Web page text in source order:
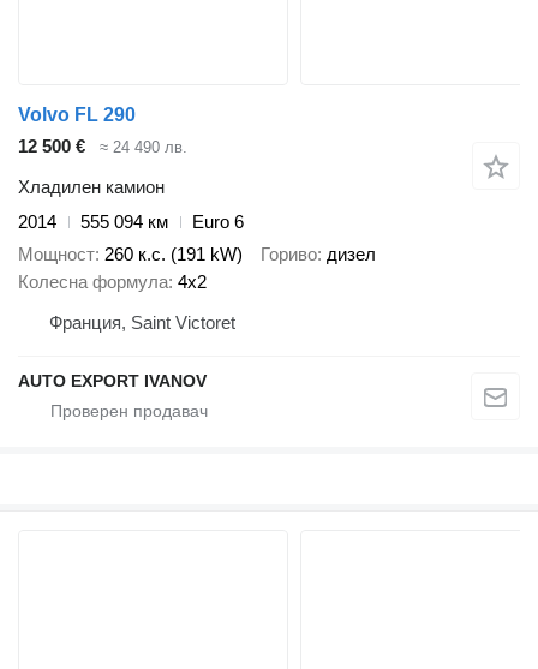
Volvo FL 290
12 500 €
≈ 24 490 лв.
Хладилен камион
2014
555 094 км
Euro 6
Мощност 260 к.с. (191 kW) Гориво дизел
Колесна формула 4x2
Франция, Saint Victoret
AUTO EXPORT IVANOV